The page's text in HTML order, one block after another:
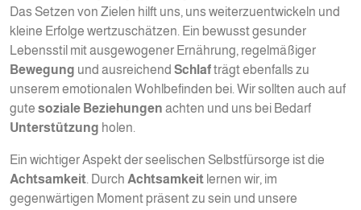
Das Setzen von Zielen hilft uns, uns weiterzuentwickeln und
kleine Erfolge wertzuschätzen. Ein bewusst gesunder
Lebensstil mit ausgewogener Ernährung, regelmäßiger
Bewegung und ausreichend Schlafträgt ebenfalls zu
unserem emotionalen Wohlbefinden bei. Wir sollten auch auf
gute soziale Beziehungen achten und uns bei Bedarf
Unterstützung holen.
Ein wichtiger Aspekt der seelischen Selbstfürsorge ist die
Achtsamkeit. Durch Achtsamkeit lernen wir, im
gegenwärtigen Moment präsent zu sein und unsere